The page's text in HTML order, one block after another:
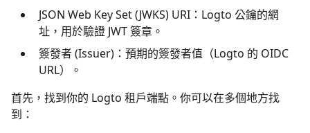
JSON Web Key Set (JWKS) URI：Logto 公鑰的網
址，用於驗證 JWT 簽章。
簽發者 (Issuer)：預期的簽發者值（Logto 的 OIDC
URL）。
首先，找到你的 Logto 租戶端點。你可以在多個地方找
到：